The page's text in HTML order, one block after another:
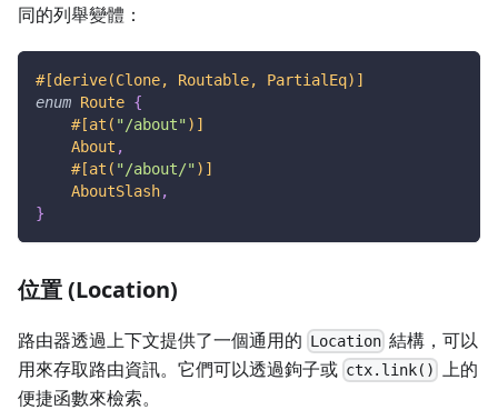
同的列舉變體：
#[derive(Clone, Routable, PartialEq)]
enum Route {
#[at( "/about" )]
About ,
#[at( "/about/" )]
AboutSlash,
}
位置 (Location)
路由器透過上下文提供了一個通用的 Location 結構，可以
用來存取路由資訊。它們可以透過鉤子或 ctx.link() 上的
便捷函數來檢索。